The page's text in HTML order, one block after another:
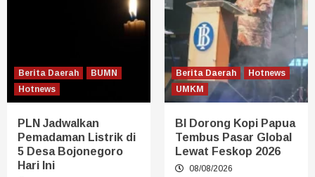
Berita Daerah
BUMN
Hotnews
PLN Jadwalkan
Pemadaman Listrik di
5 Desa Bojonegoro
Hari Ini
Berita Daerah
Hotnews
UMKM
BI Dorong Kopi Papua
Tembus Pasar Global
Lewat Feskop 2026
08/08/2026